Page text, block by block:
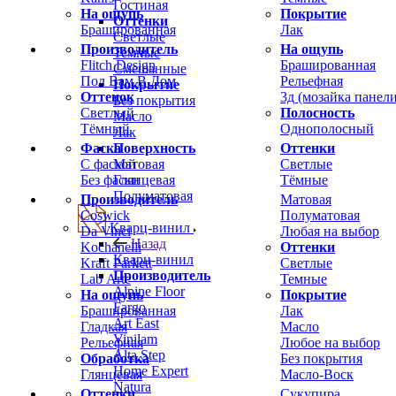
На ощупь
Брашированная
Покрытие
Лак
Производитель
Flitch Design
Пол Вам В Дом
Оттенок
Светлый
Тёмный
На ощупь
Брашированная
Рельефная
3д (мозайка
Полосность
Однополосный
Фаска
С фаской
Без фаски
Оттенки
Светлые
Тёмные
Производитель
Coswick
Da Vinci
Kochanelli
Kraft Parkett
Lab Arte
На ощупь
Брашированная
Гладкая
Рельефная
Обработка
Глянцевая
Матовая
Полуматовая
Любая на выбор
Оттенки
Светлые
Темные
Покрытие
Лак
Масло
Любое на выбор
Без покрытия
Масло-Воск
Гостиная
Оттенки
Светлые
Темные
Смешанные
Покрытие
Без покрытия
Масло
Лак
Поверхность
Матовая
Глянцевая
Полуматовая
Кварц-винил
Назад
Кварц-винил
Производитель
Alpine Floor
Fargo
Art East
Vinilam
Alta Step
Home Expert
Natura